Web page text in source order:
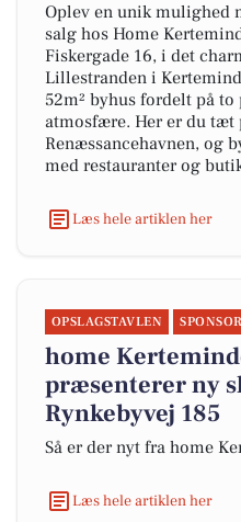
Oplev en unik mulighed
salg hos Home
Fiskergade 16, i det
Lillestranden i
52m² byhus fordelt på
atmosfære. Her er du tæt
Renæssancehavnen, og
med restauranter og
Læs hele artiklen her
OPSLAGSTAVLEN
home
præsenterer ny
Rynkebyvej 185
Så er der nyt fra home
Læs hele artiklen her